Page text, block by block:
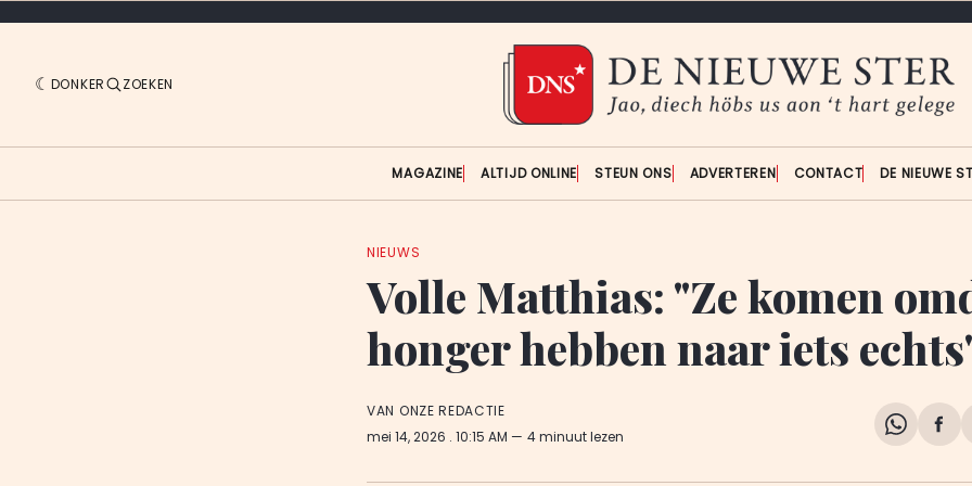
DONKER ZOEKEN
MAGAZINE ALTIJD ONLINE STEUN ONS ADVERTEREN CONTACT DE NIEUWE
NIEUWS
Volle Matthias: "Ze komen
honger hebben naar iets
VAN ONZE REDACTIE
mei 14, 2026 . 10:15 AM 4 minuut lezen
Share